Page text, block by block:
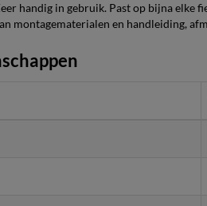
handig in gebruik. Past op bijna elke
montagematerialen en handleiding,